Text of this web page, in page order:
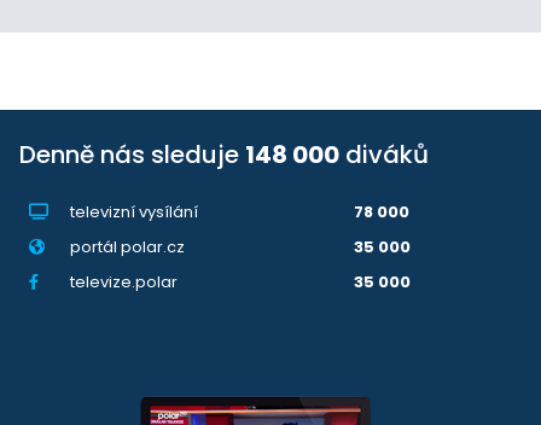
Denně nás sleduje 148 000 diváků
televizní vysílání
78 000
portál polar.cz
35 000
televize.polar
35 000